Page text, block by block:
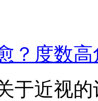
？度数
于近视